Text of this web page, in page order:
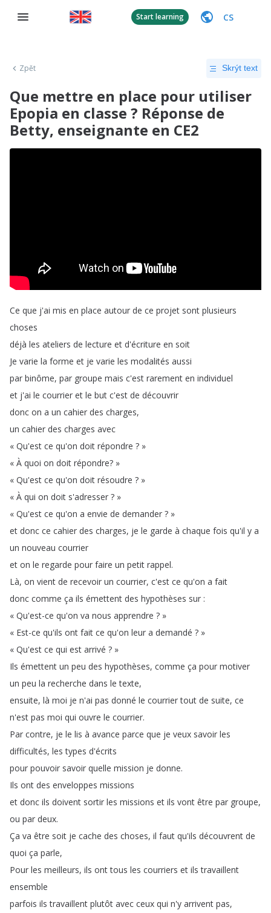
Start learning CS
Zpět Skrýt text
Que mettre en place pour utiliser
Epopia en classe ? Réponse de
Betty, enseignante en CE2
Ce que j'ai mis en place autour de ce projet sont plusieurs
choses
déjà les ateliers de lecture et d'écriture en soit
Je varie la forme et je varie les modalités aussi
par binôme, par groupe mais c'est rarement en individuel
et j'ai le courrier et le but c'est de découvrir
donc on a un cahier des charges,
un cahier des charges avec
« Qu'est ce qu'on doit répondre ? »
« À quoi on doit répondre? »
« Qu'est ce qu'on doit résoudre ? »
« À qui on doit s'adresser ? »
« Qu'est ce qu'on a envie de demander ? »
et donc ce cahier des charges, je le garde à chaque fois qu'il y a
un nouveau courrier
et on le regarde pour faire un petit rappel.
Là, on vient de recevoir un courrier, c'est ce qu'on a fait
donc comme ça ils émettent des hypothèses sur :
« Qu'est-ce qu'on va nous apprendre ? »
« Est-ce qu'ils ont fait ce qu'on leur a demandé ? »
« Qu'est ce qui est arrivé ? »
Ils émettent un peu des hypothèses, comme ça pour motiver
un peu la recherche dans le texte,
ensuite, là moi je n'ai pas donné le courrier tout de suite, ce
n'est pas moi qui ouvre le courrier.
Par contre, je le lis à avance parce que je veux savoir les
difficultés, les types d'écrits
pour pouvoir savoir quelle mission je donne.
Ils ont des enveloppes missions
et donc ils doivent sortir les missions et ils vont être par groupe,
ou par deux.
Ça va être soit je cache des choses, il faut qu'ils découvrent de
quoi ça parle,
Pour les meilleurs, ils ont tous les courriers et ils travaillent
ensemble
parfois ils travaillent plutôt avec ceux qui n'y arrivent pas,